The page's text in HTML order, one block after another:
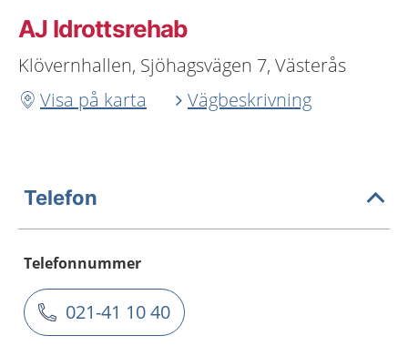
AJ Idrottsrehab
Klövernhallen, Sjöhagsvägen 7, Västerås
Visa på karta
Vägbeskrivning
Telefon
Telefonnummer
021-41 10 40